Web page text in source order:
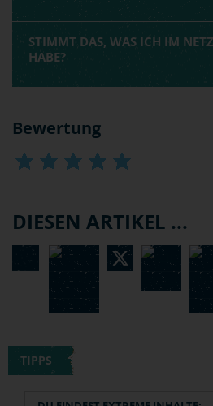
STIMMT DAS, WAS ICH IM
HABE?
Bewertung
DIESEN ARTIKEL ...
TIPPS